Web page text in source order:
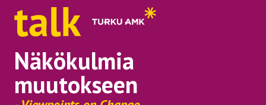
Näkökulmia
muutokseen